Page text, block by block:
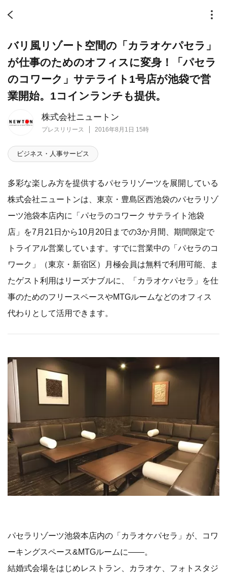
株式会社ニュートン
プレスリリース 2016年8月1日 15時
バリ風リゾート空間の「カラオケパセラ」
が仕事のためのオフィスに変身！「パセラ
のコワーク」サテライト1号店が池袋で営
業開始。1コインランチも提供。
ビジネス・人事サービス
多彩な楽しみ方を提供するパセラリゾーツを展開している
株式会社ニュートンは、東京・豊島区西池袋のパセラリゾ
ーツ池袋本店内に「パセラのコワーク サテライト池袋
店」を7月21日から10月20日までの3か月間、期間限定で
トライアル営業しています。すでに営業中の「パセラのコ
ワーク」（東京・新宿区）月極会員は無料で利用可能、ま
たゲスト利用はリーズナブルに、「カラオケパセラ」を仕
事のためのフリースペースやMTGルームなどのオフィス
代わりとして活用できます。
パセラリゾーツ池袋本店内の「カラオケパセラ」が、コワ
ーキングスペース&MTGルームに――。
結婚式会場をはじめレストラン、カラオケ、フォトスタジ